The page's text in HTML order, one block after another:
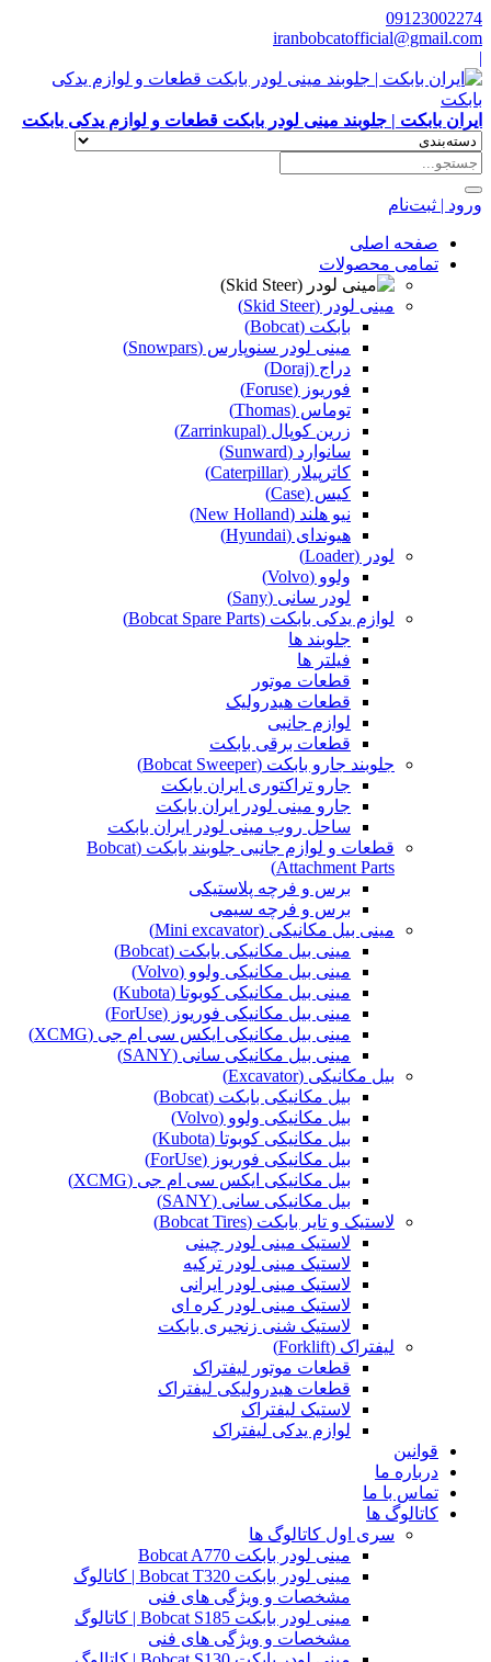
09123002274
iranbobcatofficial@gmail.com
|
ایران بابکت | جلوبند مینی لودر بابکت قطعات و لوازم یدکی بابکت
ورود | ثبت‌نام
صفحه اصلی
تمامی محصولات
مینی لودر (Skid Steer)
بابکت (Bobcat)
مینی لودر سنوپارس (Snowpars)
دراج (Doraj)
فوریوز (Foruse)
توماس (Thomas)
زرین کوپال (Zarrinkupal)
سانوارد (Sunward)
کاترپیلار (Caterpillar)
کیس (Case)
نیو هلند (New Holland)
هیوندای (Hyundai)
لودر (Loader)
ولوو (Volvo)
لودر سانی (Sany)
لوازم یدکی بابکت (Bobcat Spare Parts)
جلوبند ها
فیلتر ها
قطعات موتور
قطعات هیدرولیک
لوازم جانبی
قطعات برقی بابکت
جلوبند جارو بابکت (Bobcat Sweeper)
جارو تراکتوری ایران بابکت
جارو مینی لودر ایران بابکت
ساحل روب مینی لودر ایران بابکت
قطعات و لوازم جانبی جلوبند بابکت (Bobcat
Attachment Parts)
برس و فرچه پلاستیکی
برس و فرچه سیمی
مینی بیل مکانیکی (Mini excavator)
مینی بیل مکانیکی بابکت (Bobcat)
مینی بیل مکانیکی ولوو (Volvo)
مینی بیل مکانیکی کوبوتا (Kubota)
مینی بیل مکانیکی فوریوز (ForUse)
مینی بیل مکانیکی ایکس سی ام جی (XCMG)
مینی بیل مکانیکی سانی (SANY)
بیل مکانیکی (Excavator)
بیل مکانیکی بابکت (Bobcat)
بیل مکانیکی ولوو (Volvo)
بیل مکانیکی کوبوتا (Kubota)
بیل مکانیکی فوریوز (ForUse)
بیل مکانیکی ایکس سی ام جی (XCMG)
بیل مکانیکی سانی (SANY)
لاستیک و تایر بابکت (Bobcat Tires)
لاستیک مینی لودر چینی
لاستیک مینی لودر ترکیه
لاستیک مینی لودر ایرانی
لاستیک مینی لودر کره ای
لاستیک شنی زنجیری بابکت
لیفتراک (Forklift)
قطعات موتور لیفتراک
قطعات هیدرولیکی لیفتراک
لاستیک لیفتراک
لوازم یدکی لیفتراک
قوانین
درباره ما
تماس با ما
کاتالوگ ها
سری اول کاتالوگ ها
مینی لودر بابکت Bobcat A770
مینی لودر بابکت Bobcat T320 | کاتالوگ
مشخصات و ویژگی های فنی
مینی لودر بابکت Bobcat S185 | کاتالوگ
مشخصات و ویژگی های فنی